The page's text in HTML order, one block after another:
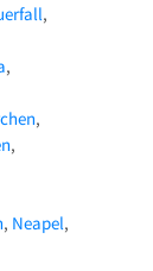
Neapel